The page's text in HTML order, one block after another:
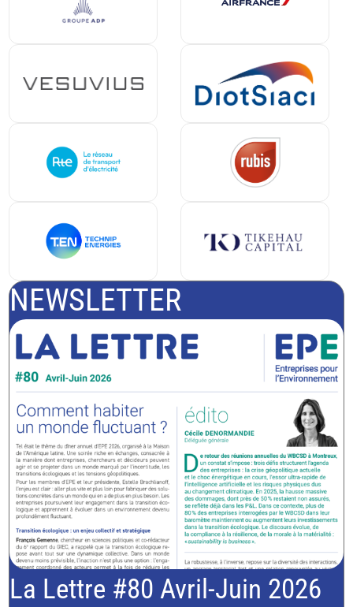
NEWSLETTER
La Lettre #80 Avril-Juin 2026